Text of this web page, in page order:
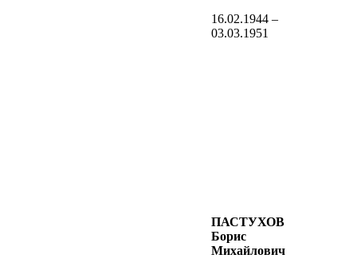
16.02.1944 –
03.03.1951
ПАСТУХОВ
Борис
Михайлович